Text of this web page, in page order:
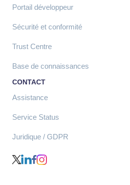
Portail développeur
Sécurité et conformité
Trust Centre
Base de connaissances
CONTACT
Assistance
Service Status
Juridique / GDPR